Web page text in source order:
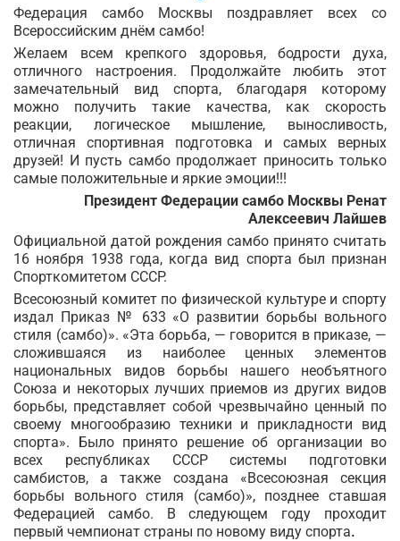
Федерация самбо Москвы поздравляет всех со
Всероссийским днём самбо!
Желаем всем крепкого здоровья, бодрости духа,
отличного настроения. Продолжайте любить этот
замечательный вид спорта, благодаря которому
можно получить такие качества, как скорость
реакции, логическое мышление, выносливость,
отличная спортивная подготовка и самых верных
друзей! И пусть самбо продолжает приносить только
самые положительные и яркие эмоции!!!
Президент Федерации самбо Москвы Ренат
Алексеевич Лайшев
Официальной датой рождения самбо принято считать
16 ноября 1938 года, когда вид спорта был признан
Спорткомитетом СССР.
Всесоюзный комитет по физической культуре и спорту
издал Приказ № 633 «О развитии борьбы вольного
стиля (самбо)». «Эта борьба, — говорится в приказе, —
сложившаяся из наиболее ценных элементов
национальных видов борьбы нашего необъятного
Союза и некоторых лучших приемов из других видов
борьбы, представляет собой чрезвычайно ценный по
своему многообразию техники и прикладности вид
спорта». Было принято решение об организации во
всех республиках СССР системы подготовки
самбистов, а также создана «Всесоюзная секция
борьбы вольного стиля (самбо)», позднее ставшая
Федерацией самбо. В следующем году проходит
первый чемпионат страны по новому виду спорта.